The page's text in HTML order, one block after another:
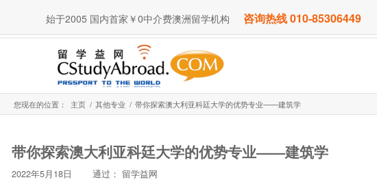
始于2005 国内首家￥0中介费澳洲留学机构 咨询热线 010-85306449
您现在的位置： 主页 / 其他专业 / 带你探索澳大利亚科廷大学的优势专业——建筑学
带你探索澳大利亚科廷大学的优势专业——建筑学
2022年5月18日 通过： 留学益网